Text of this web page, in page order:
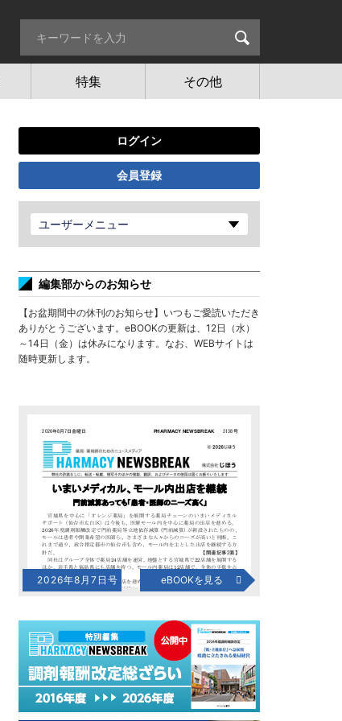
特集 その他
ログイン
会員登録
ユーザーメニュー
編集部からのお知らせ
【お盆期間中の休刊のお知らせ】いつもご愛読いただき
ありがとうございます。eBOOKの更新は、12日（水）
～14日（金）は休みになります。なお、WEBサイトは
随時更新します。
2026年8月7日号 eBOOKを見る